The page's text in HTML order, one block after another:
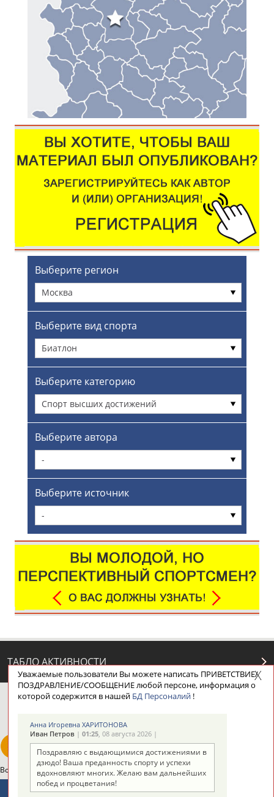
Выберите регион
Москва
Выберите вид спорта
Биатлон
Выберите категорию
Спорт высших достижений
Выберите автора
-
Выберите источник
-
ТАБЛО АКТИВНОСТИ
ЦЕЛИ ПРОЕКТА НАШИ КНОПКИ
Вопросы сотрудничества и совместной деятельностиinform@infosport.ru
Адресов в новостной рассылке: 997
Уважаемые пользователи Вы можете написать ПРИВЕТСТВИЕ/
ПОЗДРАВЛЕНИЕ/СООБЩЕНИЕ любой персоне, информация о
которой содержится в нашей БД Персоналий!
Анна Игоревна ХАРИТОНОВА
Иван Петров| 01:25, 08 августа 2026 |
Поздравляю с выдающимися достижениями в
дзюдо! Ваша преданность спорту и успехи
вдохновляют многих. Желаю вам дальнейших
побед и процветания!